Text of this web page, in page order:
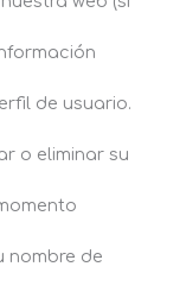
de usuario.
o eliminar su
nombre de